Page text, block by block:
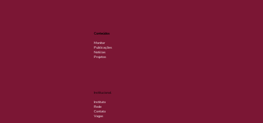
Conteúdos
Monitor
Publicações
Notícias
Projetos
Institucional
Instituto
Rede
Contato
Vagas